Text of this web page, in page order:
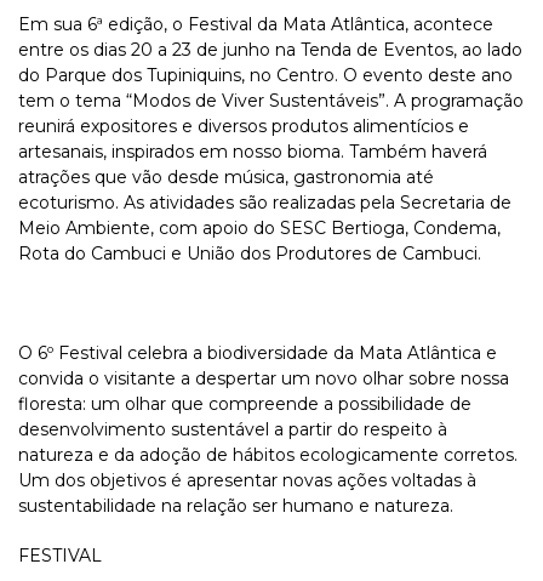
Em sua 6ª edição, o Festival da Mata Atlântica, acontece
entre os dias 20 a 23 de junho na Tenda de Eventos, ao lado
do Parque dos Tupiniquins, no Centro. O evento deste ano
tem o tema “Modos de Viver Sustentáveis”. A programação
reunirá expositores e diversos produtos alimentícios e
artesanais, inspirados em nosso bioma. Também haverá
atrações que vão desde música, gastronomia até
ecoturismo. As atividades são realizadas pela Secretaria de
Meio Ambiente, com apoio do SESC Bertioga, Condema,
Rota do Cambuci e União dos Produtores de Cambuci.
O 6º Festival celebra a biodiversidade da Mata Atlântica e
convida o visitante a despertar um novo olhar sobre nossa
floresta: um olhar que compreende a possibilidade de
desenvolvimento sustentável a partir do respeito à
natureza e da adoção de hábitos ecologicamente corretos.
Um dos objetivos é apresentar novas ações voltadas à
sustentabilidade na relação ser humano e natureza.
FESTIVAL